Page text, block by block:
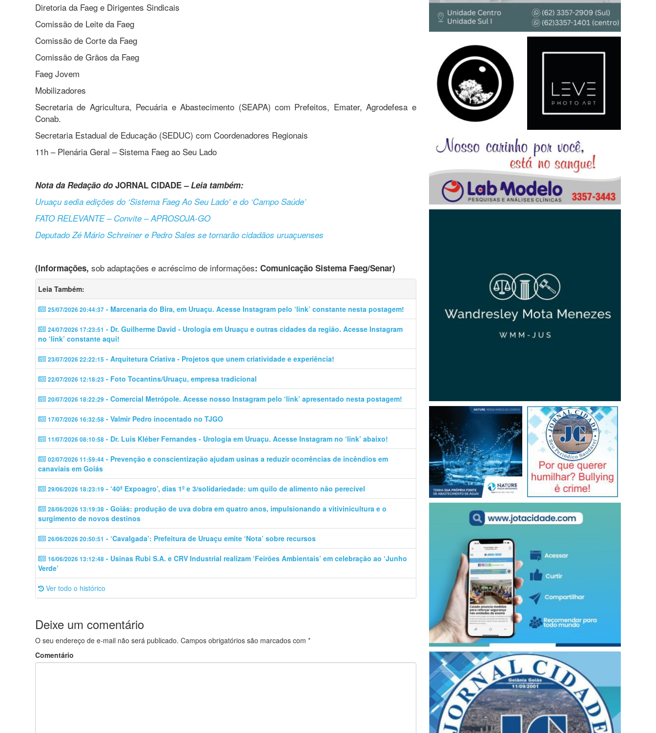
Diretoria da Faeg e Dirigentes Sindicais
Comissão de Leite da Faeg
Comissão de Corte da Faeg
Comissão de Grãos da Faeg
Faeg Jovem
Mobilizadores
Secretaria de Agricultura, Pecuária e Abastecimento (SEAPA) com Prefeitos, Emater, Agrodefesa e
Conab.
Secretaria Estadual de Educação (SEDUC) com Coordenadores Regionais
11h – Plenária Geral – Sistema Faeg ao Seu Lado
Nota da Redação do JORNAL CIDADE – Leia também:
Uruaçu sedia edições do ‘Sistema Faeg Ao Seu Lado’ e do ‘Campo Saúde’
FATO RELEVANTE – Convite – APROSOJA-GO
Deputado Zé Mário Schreiner e Pedro Sales se tornarão cidadãos uruaçuenses
(Informações, sob adaptações e acréscimo de informações: Comunicação Sistema Faeg/Senar)
Leia Também:
25/07/2026 20:44:37 - Marcenaria do Bira, em Uruaçu. Acesse Instagram pelo ‘link’ constante nesta postagem!
24/07/2026 17:23:51 - Dr. Guilherme David - Urologia em Uruaçu e outras cidades da região. Acesse Instagram
no ‘link’ constante aqui!
23/07/2026 22:22:15 - Arquitetura Criativa - Projetos que unem criatividade e experiência!
22/07/2026 12:18:23 - Foto Tocantins/Uruaçu, empresa tradicional
20/07/2026 18:22:29 - Comercial Metrópole. Acesse nosso Instagram pelo ‘link’ apresentado nesta postagem!
17/07/2026 16:32:58 - Valmir Pedro inocentado no TJGO
11/07/2026 08:10:58 - Dr. Luis Kléber Fernandes - Urologia em Uruaçu. Acesse Instagram no ‘link’ abaixo!
02/07/2026 11:59:44 - Prevenção e conscientização ajudam usinas a reduzir ocorrências de incêndios em
canaviais em Goiás
29/06/2026 18:23:19 - ‘40ª Expoagro’, dias 1º e 3/solidariedade: um quilo de alimento não perecível
28/06/2026 13:19:38 - Goiás: produção de uva dobra em quatro anos, impulsionando a vitivinicultura e o
surgimento de novos destinos
26/06/2026 20:50:51 - ‘Cavalgada’: Prefeitura de Uruaçu emite ‘Nota’ sobre recursos
16/06/2026 13:12:48 - Usinas Rubi S.A. e CRV Industrial realizam ‘Feirões Ambientais’ em celebração ao ‘Junho
Verde’
Ver todo o histórico
Deixe um comentário
O seu endereço de e-mail não será publicado. Campos obrigatórios são marcados com *
Comentário